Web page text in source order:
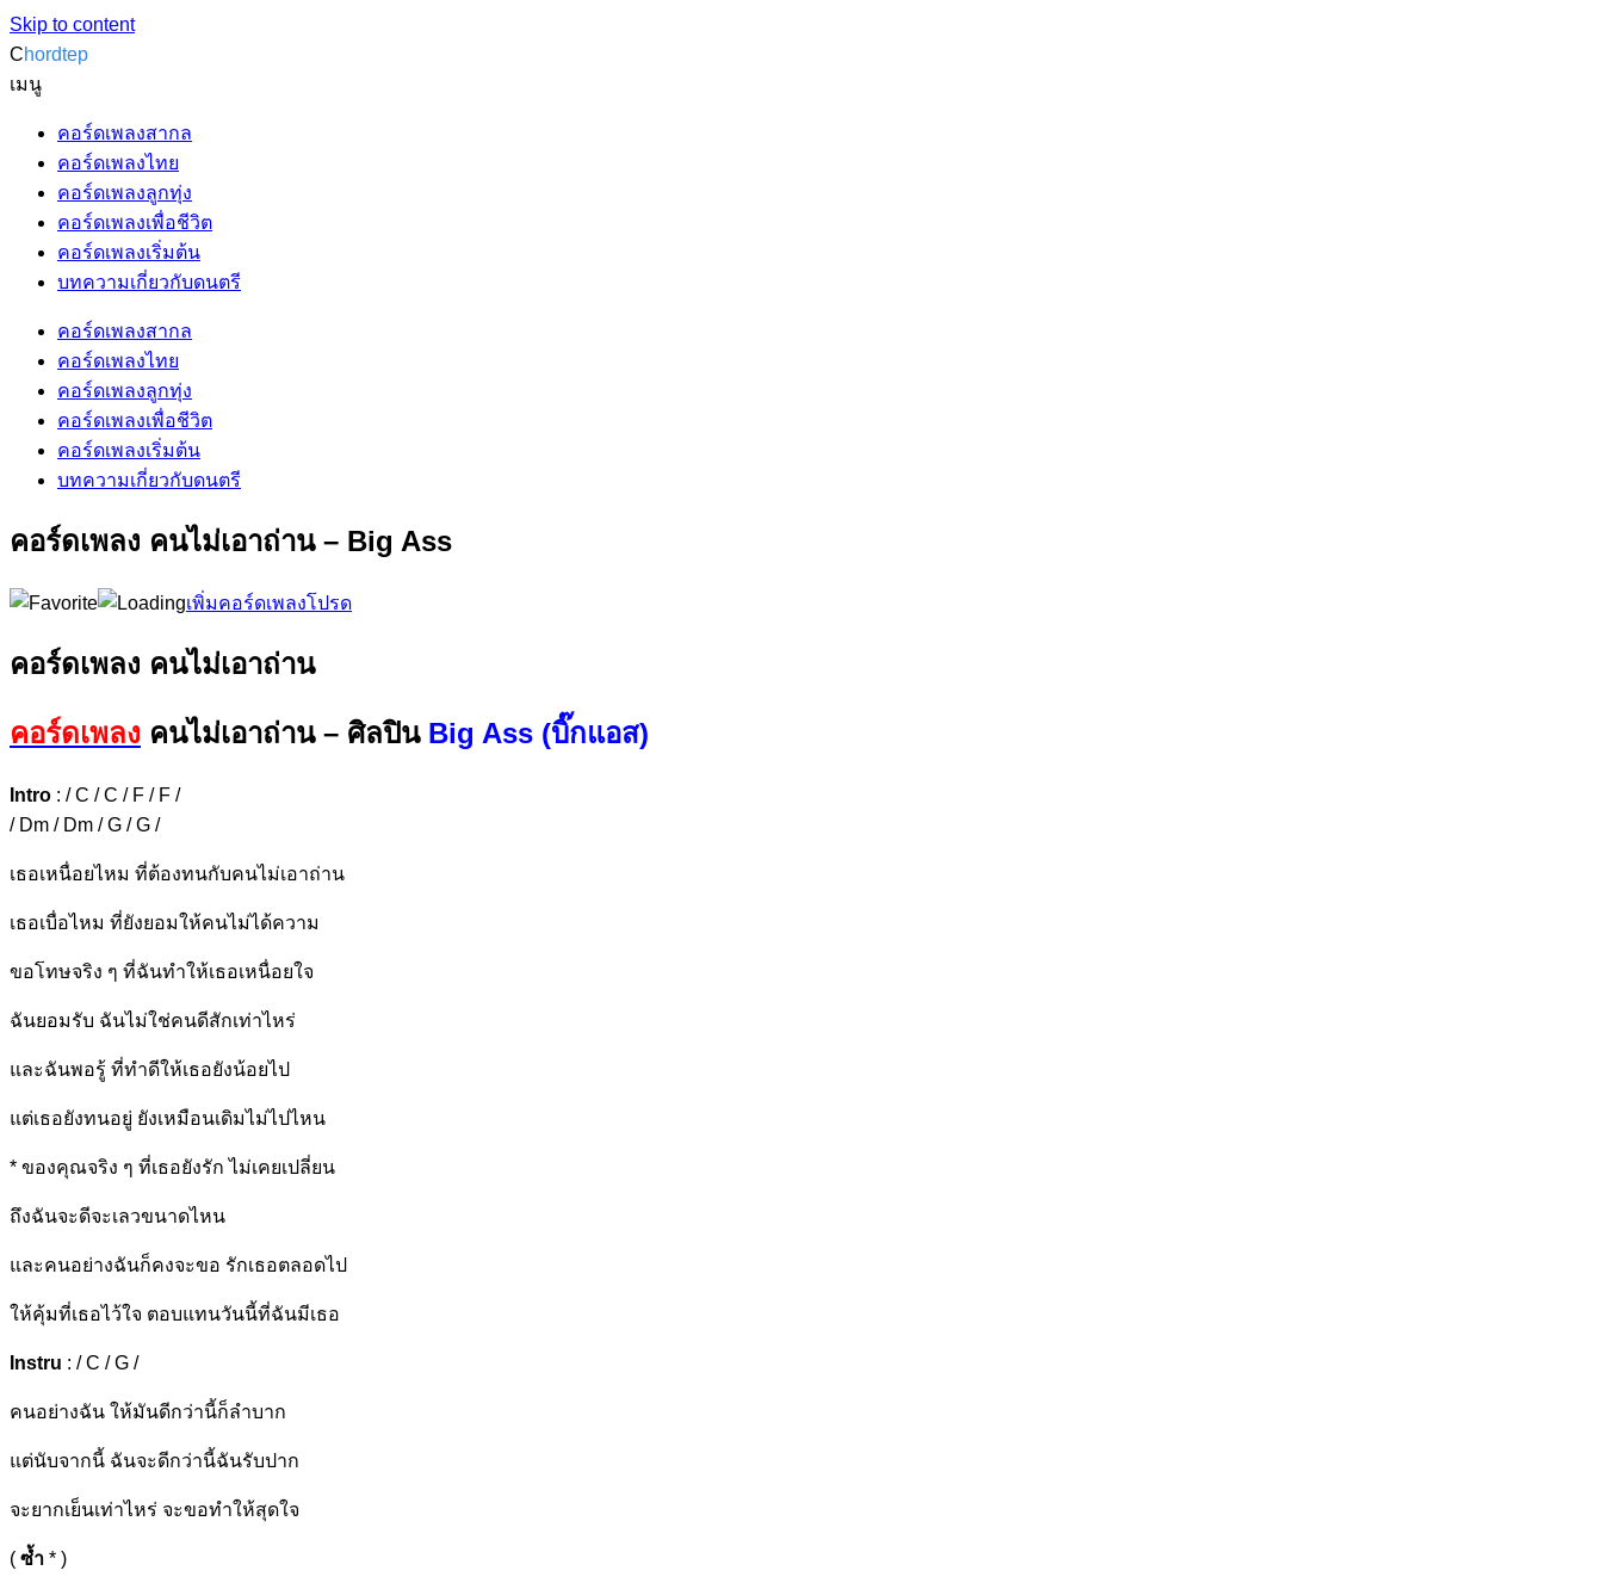
Skip to content
Chordtep
เมนู
คอร์ดเพลงสากล
คอร์ดเพลงไทย
คอร์ดเพลงลูกทุ่ง
คอร์ดเพลงเพื่อชีวิต
คอร์ดเพลงเริ่มต้น
บทความเกี่ยวกับดนตรี
คอร์ดเพลงสากล
คอร์ดเพลงไทย
คอร์ดเพลงลูกทุ่ง
คอร์ดเพลงเพื่อชีวิต
คอร์ดเพลงเริ่มต้น
บทความเกี่ยวกับดนตรี
คอร์ดเพลง คนไม่เอาถ่าน – Big Ass
เพิ่มคอร์ดเพลงโปรด
คอร์ดเพลง คนไม่เอาถ่าน
คอร์ดเพลง คนไม่เอาถ่าน – ศิลปิน Big Ass (บิ๊กแอส)
Intro : / C / C / F / F /
/ Dm / Dm / G / G /
เธอเหนื่อยไหม ที่ต้องทนกับคนไม่เอาถ่าน
เธอเบื่อไหม ที่ยังยอมให้คนไม่ได้ความ
ขอโทษจริง ๆ ที่ฉันทำให้เธอเหนื่อยใจ
ฉันยอมรับ ฉันไม่ใช่คนดีสักเท่าไหร่
และฉันพอรู้ ที่ทำดีให้เธอยังน้อยไป
แต่เธอยังทนอยู่ ยังเหมือนเดิมไม่ไปไหน
* ของคุณจริง ๆ ที่เธอยังรัก ไม่เคยเปลี่ยน
ถึงฉันจะดีจะเลวขนาดไหน
และคนอย่างฉันก็คงจะขอ รักเธอตลอดไป
ให้คุ้มที่เธอไว้ใจ ตอบแทนวันนี้ที่ฉันมีเธอ
Instru : / C / G /
คนอย่างฉัน ให้มันดีกว่านี้ก็ลำบาก
แต่นับจากนี้ ฉันจะดีกว่านี้ฉันรับปาก
จะยากเย็นเท่าไหร่ จะขอทำให้สุดใจ
( ซ้ำ * )